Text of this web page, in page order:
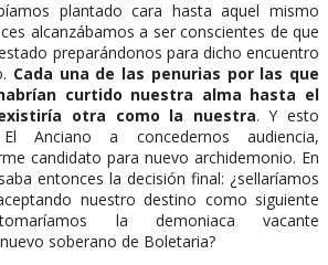
plantado cara hasta aquel mismo
alcanzábamos a ser conscientes de que
preparándonos para dicho encuentro
Cada una de las penurias por las que
curtido nuestra alma hasta el
otra como la nuestra. Y esto
Anciano a concedernos audiencia,
candidato para nuevo archidemonio. En
entonces la decisión final: ¿sellaríamos
nuestro destino como siguiente
la demoniaca vacante
soberano de Boletaria?